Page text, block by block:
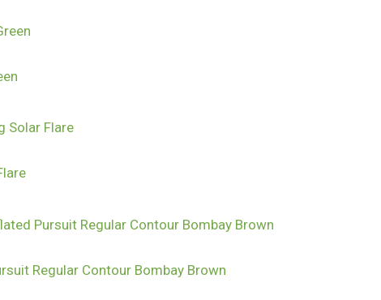
Regular Contour Bombay Brown